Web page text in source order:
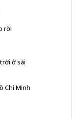
rời
ở sài
Chí Minh